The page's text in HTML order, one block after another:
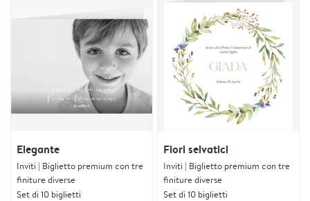
Elegante
Inviti | Biglietto premium con tre
finiture diverse
Set di 10 biglietti
Fiori selvatici
Inviti | Biglietto premium con tre
finiture diverse
Set di 10 biglietti